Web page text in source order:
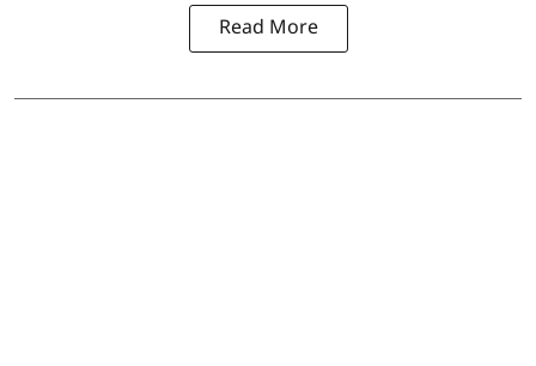
Read More